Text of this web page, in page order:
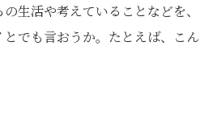
生活や考えていることなどを、
でも言おうか。たとえば、こん